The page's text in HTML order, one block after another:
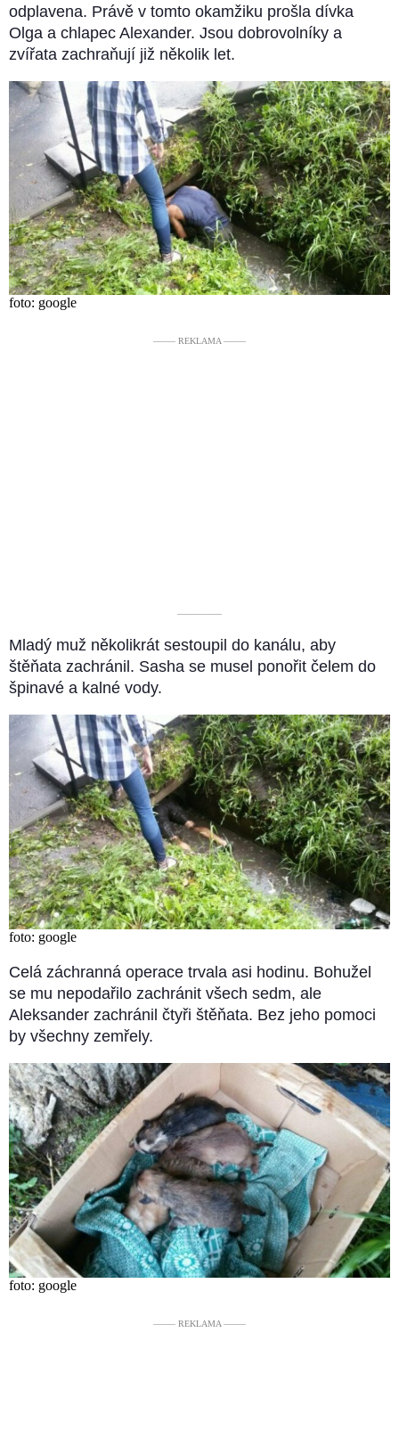
odplavena. Právě v tomto okamžiku prošla dívka
Olga a chlapec Alexander. Jsou dobrovolníky a
zvířata zachraňují již několik let.
foto: google
––––– REKLAMA –––––
––––––––––
Mladý muž několikrát sestoupil do kanálu, aby
štěňata zachránil. Sasha se musel ponořit čelem do
špinavé a kalné vody.
foto: google
Celá záchranná operace trvala asi hodinu. Bohužel
se mu nepodařilo zachránit všech sedm, ale
Aleksander zachránil čtyři štěňata. Bez jeho pomoci
by všechny zemřely.
foto: google
––––– REKLAMA –––––